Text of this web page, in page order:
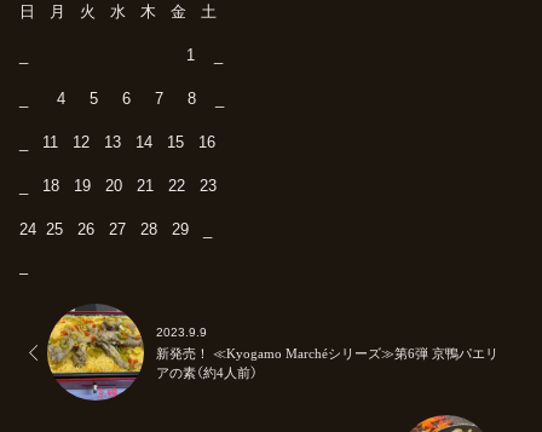
日 月 火 水 木 金 土
_ 1 _
_ 4 5 6 7 8 _
_ 11 12 13 14 15 16
_ 18 19 20 21 22 23
24 25 26 27 28 29 _
–
2023.9.9
新発売！ ≪Kyogamo Marchéシリーズ≫第6弾 京鴨パエリ
アの素（約4人前）